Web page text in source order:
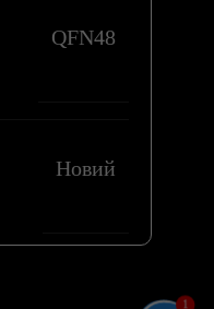
QFN48
Новий
1